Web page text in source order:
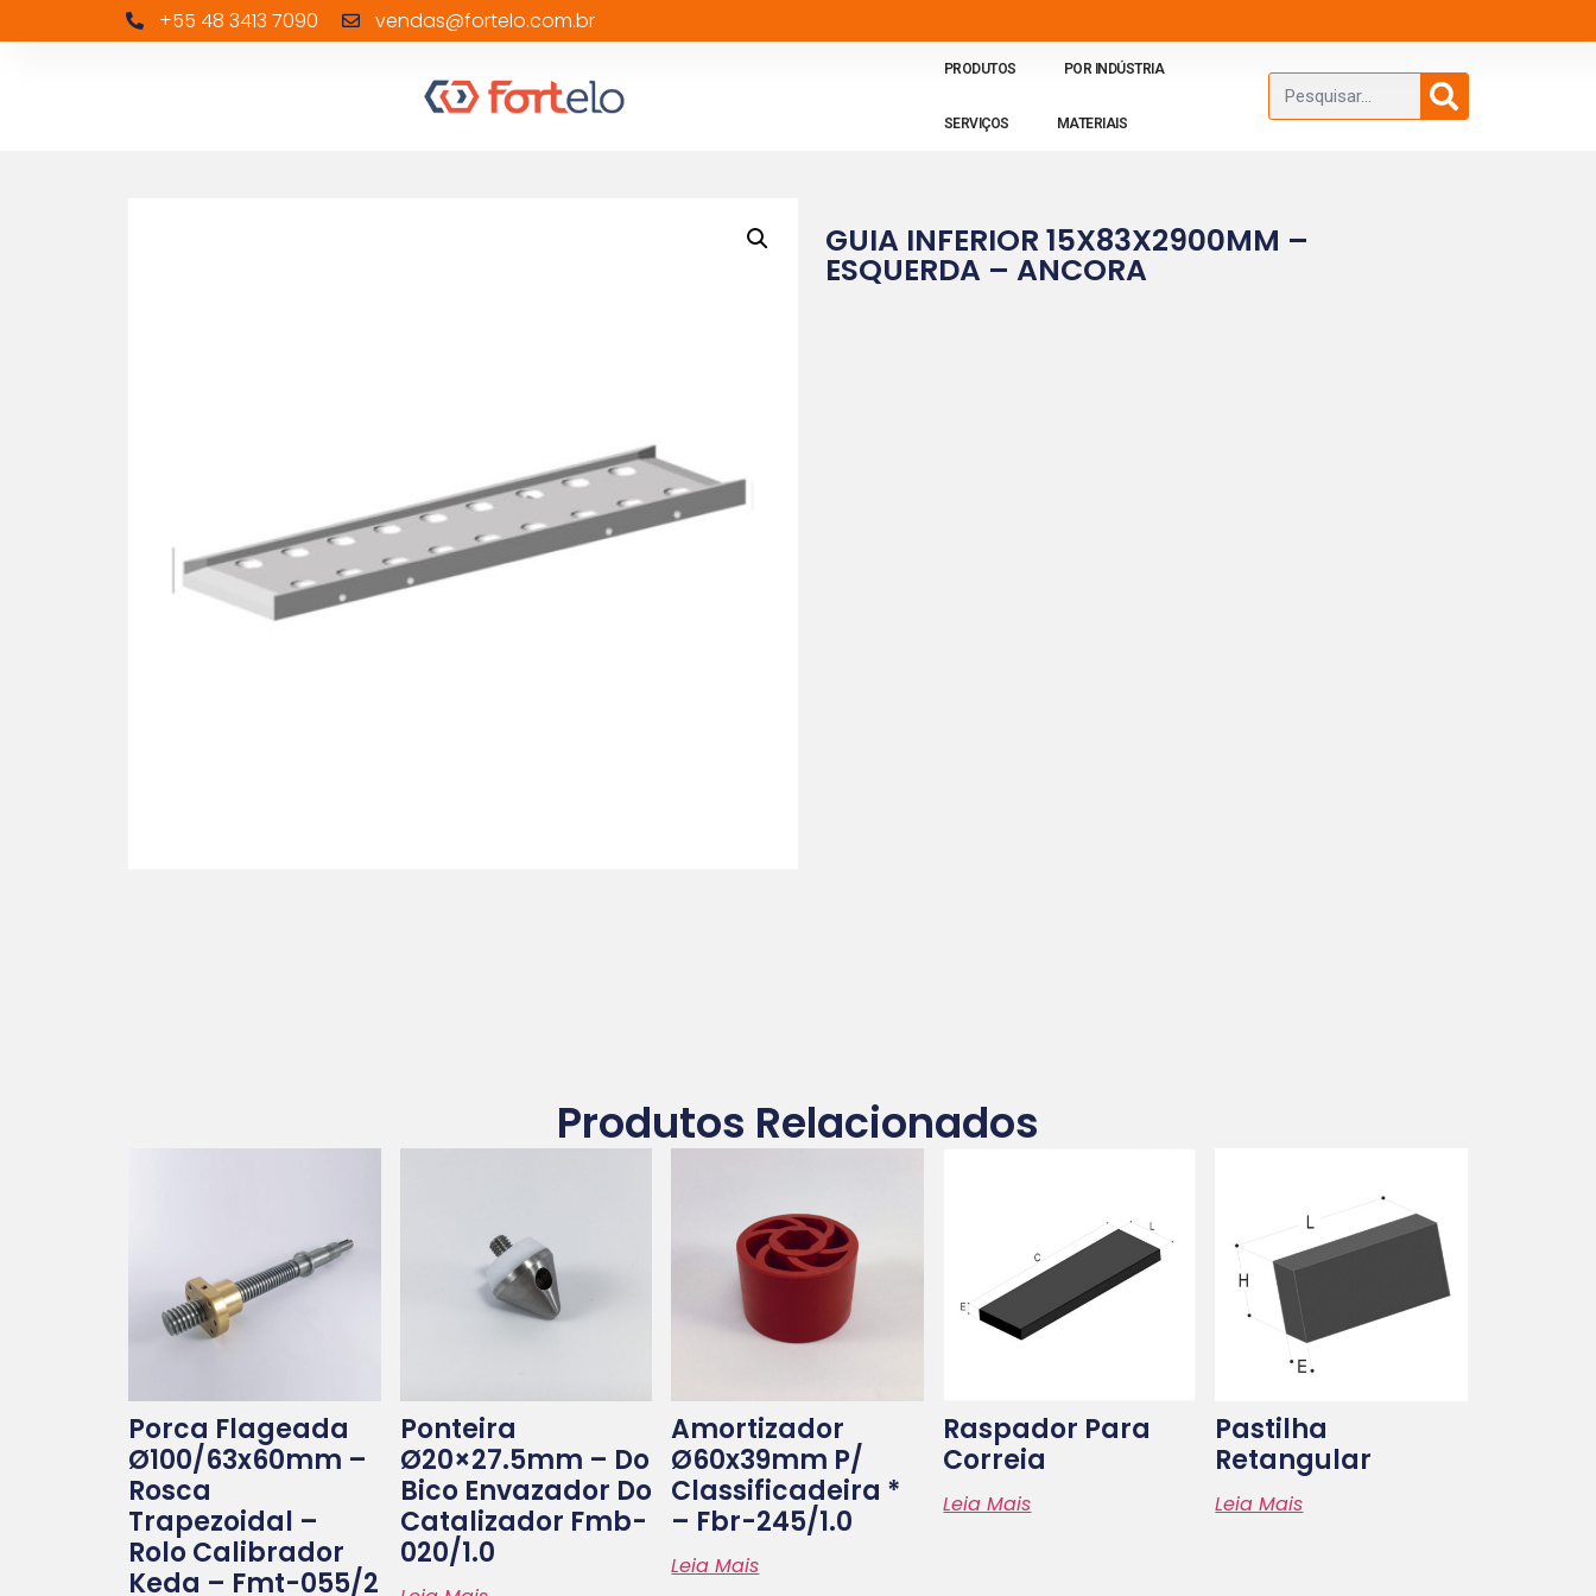
+55 48 3413 7090 vendas@fortelo.com.br
PRODUTOS POR INDÚSTRIA
SERVIÇOS MATERIAIS
GUIA INFERIOR 15X83X2900MM –
ESQUERDA – ANCORA
Produtos Relacionados
Porca Flageada
Ø100/63x60mm –
Rosca
Trapezoidal –
Rolo Calibrador
Keda – Fmt-055/2
Ponteira
Ø20×27.5mm – Do
Bico Envazador Do
Catalizador Fmb-
020/1.0
Amortizador
Ø60x39mm P/
Classificadeira *
– Fbr-245/1.0
Leia Mais
Raspador Para
Correia
Leia Mais
Pastilha
Retangular
Leia Mais